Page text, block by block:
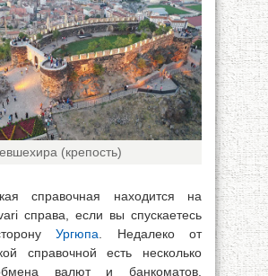
(крепость)
справочная находится на
справа, если вы спускаетесь
Ургюпа . Недалеко от
справочной есть несколько
валют и банкоматов.